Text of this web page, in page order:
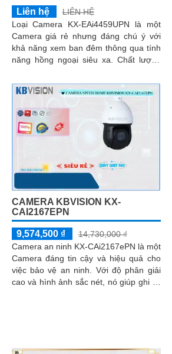
Liên hệ
LIÊN HỆ
Loại Camera KX-EAi4459UPN là một
Camera giá rẻ nhưng đáng chú ý với
khả năng xem ban đêm thông qua tính
năng hồng ngoại siêu xa. Chất lượng
CAMERA KBVISION KX-
CAI2167EPN
9,574,500 ₫
14,730,000 ₫
Camera an ninh KX-CAi2167ePN là một
Camera đáng tin cậy và hiệu quả cho
việc bảo vệ an ninh. Với độ phân giải
cao và hình ảnh sắc nét, nó giúp ghi lại